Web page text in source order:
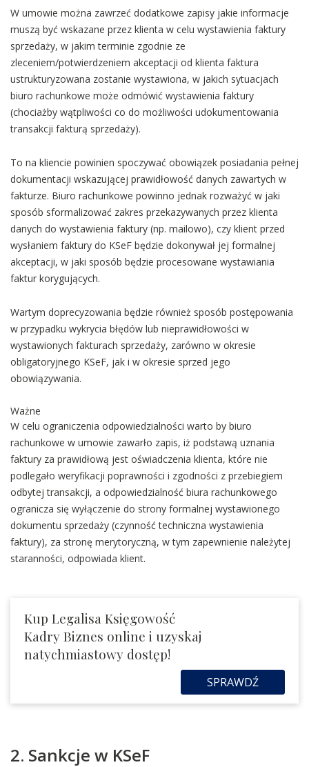
W umowie można zawrzeć dodatkowe zapisy jakie informacje
muszą być wskazane przez klienta w celu wystawienia faktury
sprzedaży, w jakim terminie zgodnie ze
zleceniem/potwierdzeniem akceptacji od klienta faktura
ustrukturyzowana zostanie wystawiona, w jakich sytuacjach
biuro rachunkowe może odmówić wystawienia faktury
(chociażby wątpliwości co do możliwości udokumentowania
transakcji fakturą sprzedaży).
To na kliencie powinien spoczywać obowiązek posiadania pełnej
dokumentacji wskazującej prawidłowość danych zawartych w
fakturze. Biuro rachunkowe powinno jednak rozważyć w jaki
sposób sformalizować zakres przekazywanych przez klienta
danych do wystawienia faktury (np. mailowo), czy klient przed
wysłaniem faktury do KSeF będzie dokonywał jej formalnej
akceptacji, w jaki sposób będzie procesowane wystawiania
faktur korygujących.
Wartym doprecyzowania będzie również sposób postępowania
w przypadku wykrycia błędów lub nieprawidłowości w
wystawionych fakturach sprzedaży, zarówno w okresie
obligatoryjnego KSeF, jak i w okresie sprzed jego
obowiązywania.
Ważne
W celu ograniczenia odpowiedzialności warto by biuro
rachunkowe w umowie zawarło zapis, iż podstawą uznania
faktury za prawidłową jest oświadczenia klienta, które nie
podlegało weryfikacji poprawności i zgodności z przebiegiem
odbytej transakcji, a odpowiedzialność biura rachunkowego
ogranicza się wyłączenie do strony formalnej wystawionego
dokumentu sprzedaży (czynność techniczna wystawienia
faktury), za stronę merytoryczną, w tym zapewnienie należytej
staranności, odpowiada klient.
Kup Legalisa Księgowość
Kadry Biznes online i uzyskaj
natychmiastowy dostęp!
SPRAWDŹ
2. Sankcje w KSeF